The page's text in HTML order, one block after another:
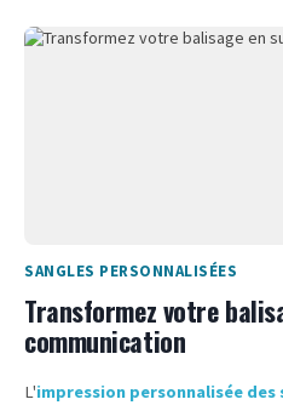
SANGLES PERSONNALISÉES
Transformez votre
communication
L'impression personnalisée des